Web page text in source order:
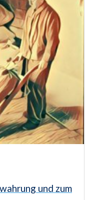
und zum